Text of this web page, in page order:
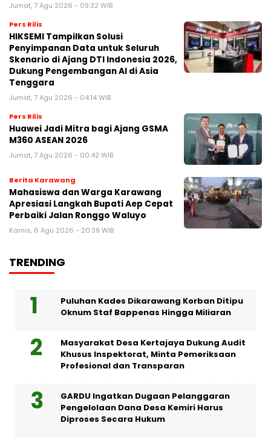
Jumat, 7 Agu 2026 - 09:32 WIB
Pers Rilis
HIKSEMI Tampilkan Solusi
Penyimpanan Data untuk Seluruh
Skenario di Ajang DTI Indonesia 2026,
Dukung Pengembangan AI di Asia
Tenggara
Jumat, 7 Agu 2026 - 04:14 WIB
Pers Rilis
Huawei Jadi Mitra bagi Ajang GSMA
M360 ASEAN 2026
Jumat, 7 Agu 2026 - 00:42 WIB
Berita Karawang
Mahasiswa dan Warga Karawang
Apresiasi Langkah Bupati Aep Cepat
Perbaiki Jalan Ronggo Waluyo
Kamis, 6 Agu 2026 - 20:39 WIB
TRENDING
Puluhan Kades Dikarawang Korban Ditipu
Oknum Staf Bappenas Hingga Miliaran
Masyarakat Desa Kertajaya Dukung Audit
Khusus Inspektorat, Minta Pemeriksaan
Profesional dan Transparan
GARDU Ingatkan Dugaan Pelanggaran
Pengelolaan Dana Desa Kemiri Harus
Diproses Secara Hukum